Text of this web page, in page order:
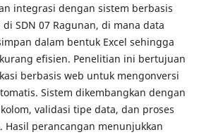
integrasi dengan sistem berbasis
SDN 07 Ragunan, di mana data
dalam bentuk Excel sehingga
efisien. Penelitian ini bertujuan
berbasis web untuk mengonversi
Sistem dikembangkan dengan
validasi tipe data, dan proses
Hasil perancangan menunjukkan